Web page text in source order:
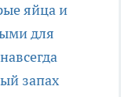
яйца и
для
запах